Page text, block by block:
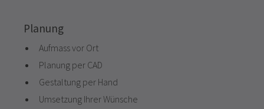
Planung
Aufmass vor Ort
Planung per CAD
Gestaltung per Hand
Umsetzung Ihrer Wünsche